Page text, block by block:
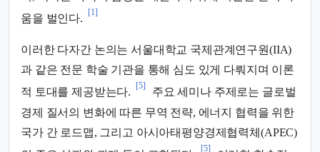
움을 벌인다.
[1]
이러한 다자간 논의는 서울대학교 국제관계연구원(IIA)
과 같은 전문 학술 기관을 통해 심도 있게 다뤄지며 이론
적 토대를 제공받는다.
[5]
주요 세미나 주제로는 글로벌
경제 질서의 변화에 따른 무역 전략, 에너지 협력을 위한
국가 간 로드맵, 그리고 아시아태평양경제협력체(APEC)
[5]